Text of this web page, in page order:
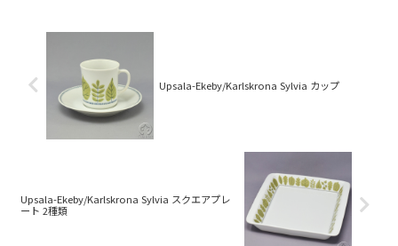
e
e
i
Upsala-Ekeby/Karlskrona Sylvia カップ
Upsala-Ekeby/Karlskrona Sylvia スクエアプレ
ート 2種類